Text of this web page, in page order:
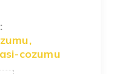
,
cozumu